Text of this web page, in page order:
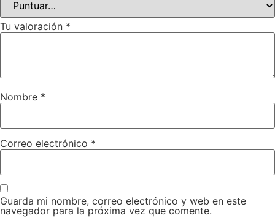
Tu valoración *
Nombre *
Correo electrónico *
Guarda mi nombre, correo electrónico y web en este
navegador para la próxima vez que comente.